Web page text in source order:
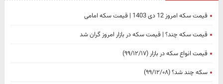
قیمت سکه امروز 12 دی 1403 | قیمت سکه امامی
قیمت سکه چند؟ | قیمت سکه در بازار امروز گران شد
قیمت انواع سکه در بازار (۹۹/۱۲/۱۷)
سکه چند شد؟ (۹۹/۱۲/۰۸)